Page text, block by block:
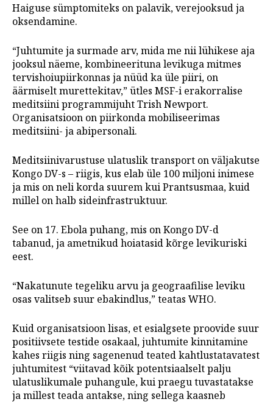
Haiguse sümptomiteks on palavik, verejooksud ja
oksendamine.
“Juhtumite ja surmade arv, mida me nii lühikese aja
jooksul näeme, kombineerituna levikuga mitmes
tervishoiupiirkonnas ja nüüd ka üle piiri, on
äärmiselt murettekitav,” ütles MSF-i erakorralise
meditsiini programmijuht Trish Newport.
Organisatsioon on piirkonda mobiliseerimas
meditsiini- ja abipersonali.
Meditsiinivarustuse ulatuslik transport on väljakutse
Kongo DV-s – riigis, kus elab üle 100 miljoni inimese
ja mis on neli korda suurem kui Prantsusmaa, kuid
millel on halb sideinfrastruktuur.
See on 17. Ebola puhang, mis on Kongo DV-d
tabanud, ja ametnikud hoiatasid kõrge levikuriski
eest.
“Nakatunute tegeliku arvu ja geograafilise leviku
osas valitseb suur ebakindlus,” teatas WHO.
Kuid organisatsioon lisas, et esialgsete proovide suur
positiivsete testide osakaal, juhtumite kinnitamine
kahes riigis ning sagenenud teated kahtlustatavatest
juhtumitest “viitavad kõik potentsiaalselt palju
ulatuslikumale puhangule, kui praegu tuvastatakse
ja millest teada antakse, ning sellega kaasneb